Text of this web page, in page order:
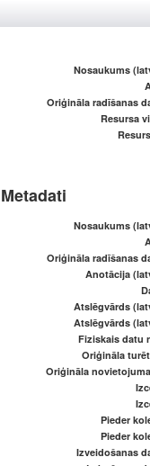
Nosaukums
Oriģināla radīšanas
Resursa
Metadati
Nosaukums
Oriģināla radīšanas
Anotācija
Atslēgvārds
Atslēgvārds
Fiziskais datu
Oriģināla
Oriģināla
Pieder
Pieder
Izveidošanas